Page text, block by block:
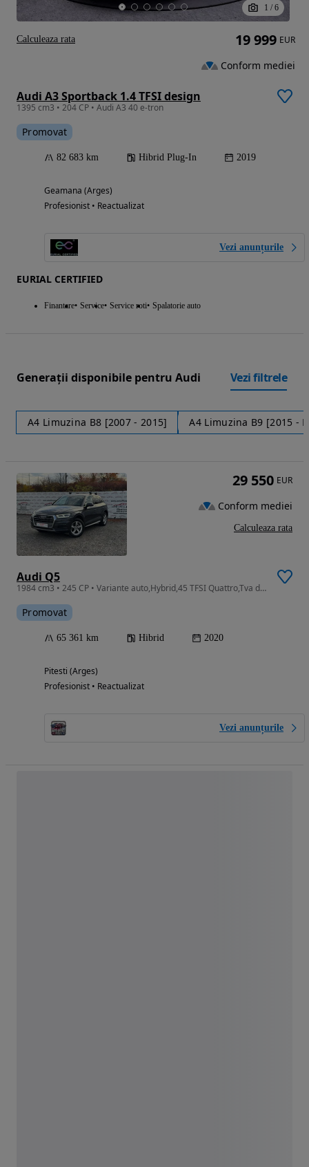
1 / 6
Audi A3 Sportback 1.4 TFSI design
1395 cm3 • 204 CP • Audi A3 40 e-tron
Promovat
82 683 km Hibrid Plug-In 2019
Geamana (Arges)
Profesionist • Reactualizat
Vezi anunțurile
EURIAL CERTIFIED
Finantare Service Service roti Spalatorie auto
19 999 EUR
Conform mediei
Calculeaza rata
Generații disponibile pentru Audi Vezi filtrele
A4 Limuzina B8 [2007 - 2015] A4 Limuzina B9 [2015 -
Audi Q5
1984 cm3 • 245 CP • Variante auto,Hybrid,45 TFSI Quattro,Tva deductibil,Garantie,Finantare
Promovat
65 361 km Hibrid 2020
Pitesti (Arges)
Profesionist • Reactualizat
Vezi anunțurile
29 550 EUR
Conform mediei
Calculeaza rata